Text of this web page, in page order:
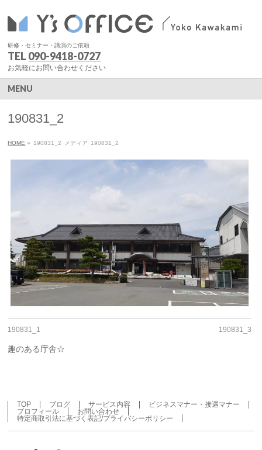
研修・セミナー・講演のご依頼
TEL 090-9418-0727
お気軽にお問い合わせください
MENU
190831_2
HOME » 190831_2 メディア 190831_2
190831_1 190831_3
趣のある庁舎☆
TOP ブログ サービス内容
ビジネスマナー・接遇マナー
プロフィール
お問い合わせ
特定商取引法に基づく表記/プライバシーポリシー